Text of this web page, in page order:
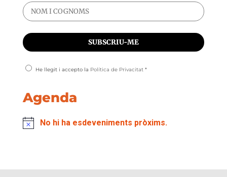
He llegit i accepto la Política de Privacitat *
Agenda
No hi ha esdeveniments pròxims.